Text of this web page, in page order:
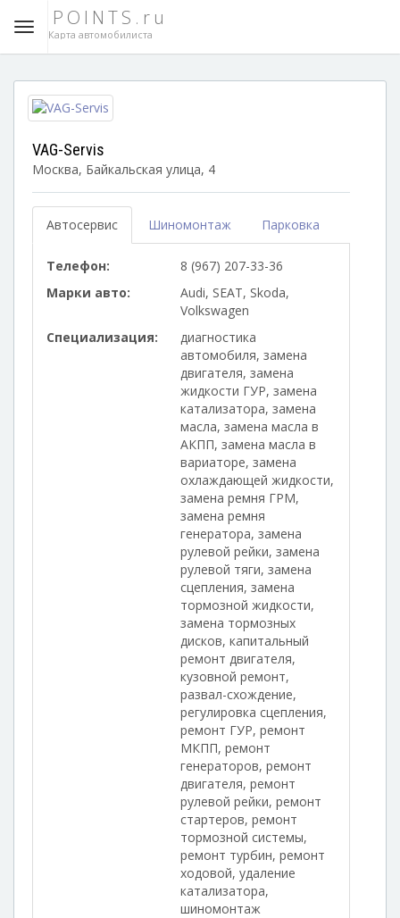
POINTS.ru
Карта автомобилиста
VAG-Servis
Москва, Байкальская улица, 4
Автосервис Шиномонтаж Парковка
Телефон:
8 (967) 207-33-36
Марки авто:
Audi, SEAT, Skoda,
Volkswagen
Специализация:
диагностика
автомобиля, замена
двигателя, замена
жидкости ГУР, замена
катализатора, замена
масла, замена масла в
АКПП, замена масла в
вариаторе, замена
охлаждающей жидкости,
замена ремня ГРМ,
замена ремня
генератора, замена
рулевой рейки, замена
рулевой тяги, замена
сцепления, замена
тормозной жидкости,
замена тормозных
дисков, капитальный
ремонт двигателя,
кузовной ремонт,
развал-схождение,
регулировка сцепления,
ремонт ГУР, ремонт
МКПП, ремонт
генераторов, ремонт
двигателя, ремонт
рулевой рейки, ремонт
стартеров, ремонт
тормозной системы,
ремонт турбин, ремонт
ходовой, удаление
катализатора,
шиномонтаж